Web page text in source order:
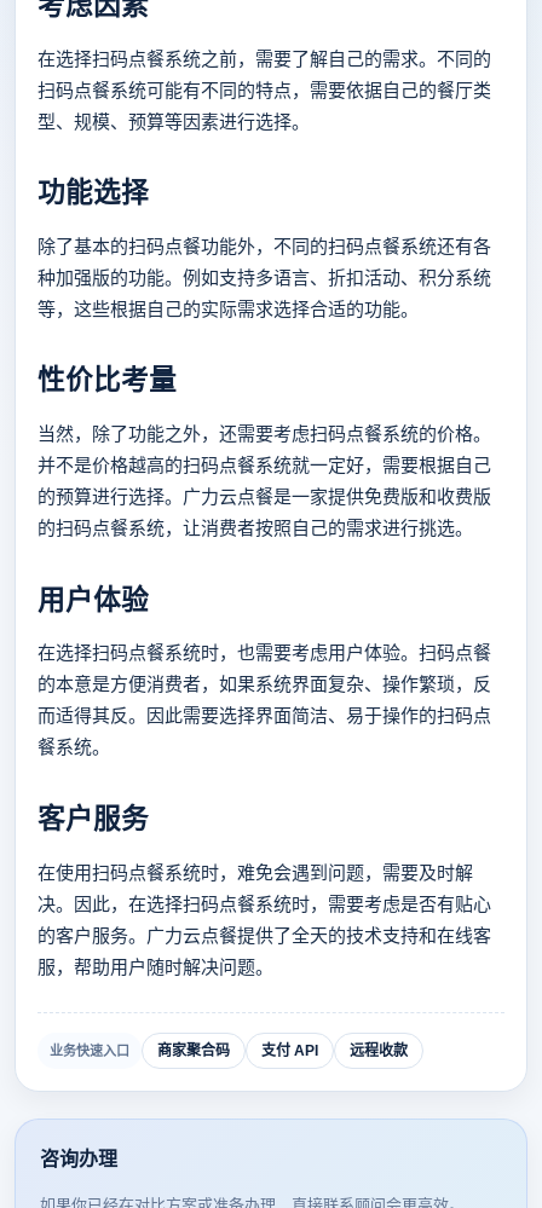
在选择扫码点餐系统之前，需要了解自己的需求。不同的
扫码点餐系统可能有不同的特点，需要依据自己的餐厅类
型、规模、预算等因素进行选择。
功能选择
除了基本的扫码点餐功能外，不同的扫码点餐系统还有各
种加强版的功能。例如支持多语言、折扣活动、积分系统
等，这些根据自己的实际需求选择合适的功能。
性价比考量
当然，除了功能之外，还需要考虑扫码点餐系统的价格。
并不是价格越高的扫码点餐系统就一定好，需要根据自己
的预算进行选择。广力云点餐是一家提供免费版和收费版
的扫码点餐系统，让消费者按照自己的需求进行挑选。
用户体验
在选择扫码点餐系统时，也需要考虑用户体验。扫码点餐
的本意是方便消费者，如果系统界面复杂、操作繁琐，反
而适得其反。因此需要选择界面简洁、易于操作的扫码点
餐系统。
客户服务
在使用扫码点餐系统时，难免会遇到问题，需要及时解
决。因此，在选择扫码点餐系统时，需要考虑是否有贴心
的客户服务。广力云点餐提供了全天的技术支持和在线客
服，帮助用户随时解决问题。
业务快速入口 商家聚合码 支付 API 远程收款
咨询办理
如果你已经在对比方案或准备办理，直接联系顾问会更高效。